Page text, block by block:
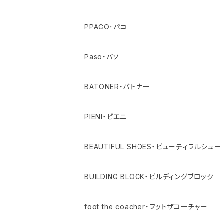
その他
トップス
ボトム
ワンピース・オールインワン
その他
PPACO・パコ
シューズ
Paso・パソ
ネックレス
ピアス
バングル
リング
BATONER・バトナー
ニット
レディス
ユニセックス・メンズ
その他
レディス
ユニセックス・メンズ
PIENI・ピエニ
バッグ
その他
BEAUTIFUL SHOES・ビューティフルシュ
シューズ
BUILDING BLOCK・ビルディングブロック
バッグ
foot the coacher・フットザコーチャー